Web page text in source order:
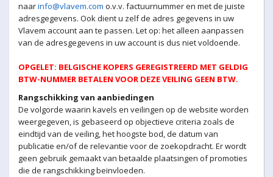
naarinfo@vlavem.com o.v.v. factuurnummer en met de juiste
adresgegevens. Ook dient u zelf de adres gegevens in uw
Vlavem account aan te passen. Let op: het alleen aanpassen
van de adresgegevens in uw account is dus niet voldoende.
OPGELET: BELGISCHE KOPERS GEREGISTREERD MET GELDIG
BTW-NUMMER BETALEN VOOR DEZE VEILING GEEN BTW.
Rangschikking van aanbiedingen
De volgorde waarin kavels en veilingen op de website worden
weergegeven, is gebaseerd op objectieve criteria zoals de
eindtijd van de veiling, het hoogste bod, de datum van
publicatie en/of de relevantie voor de zoekopdracht. Er wordt
geen gebruik gemaakt van betaalde plaatsingen of promoties
die de rangschikking beïnvloeden.